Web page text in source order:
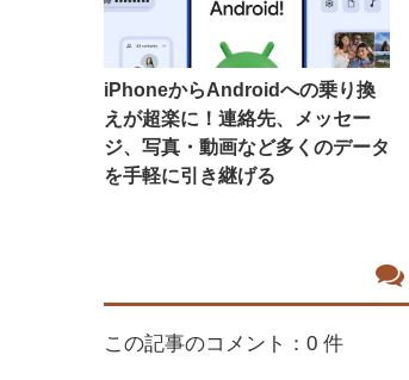
iPhoneからAndroidへの乗り換
えが超楽に！連絡先、メッセー
ジ、写真・動画など多くのデータ
を手軽に引き継げる
この記事のコメント：0 件